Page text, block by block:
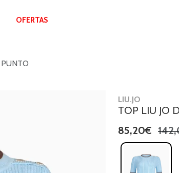
OFERTAS
LIU.JO
TOP LIU JO
85,20€